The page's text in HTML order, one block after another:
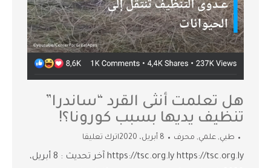
هل تعلمت أنثى القرد “ساندرا”
تنظيف يديها بسبب كورونا؟!
طبي, علمي, محرف 8 أبريل، 2020 اترك تعليقا
https://tsc.org.ly https://tsc.org.ly آخر تحديث : 8 أبريل،